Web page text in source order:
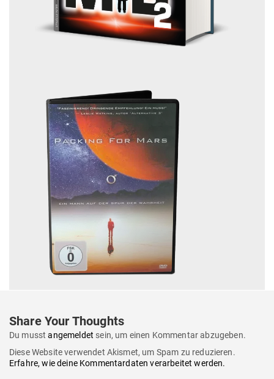
Share Your Thoughts
Du musstangemeldet sein, um einen Kommentar abzugeben.
Diese Website verwendet Akismet, um Spam zu reduzieren.
Erfahre, wie deine Kommentardaten verarbeitet werden.